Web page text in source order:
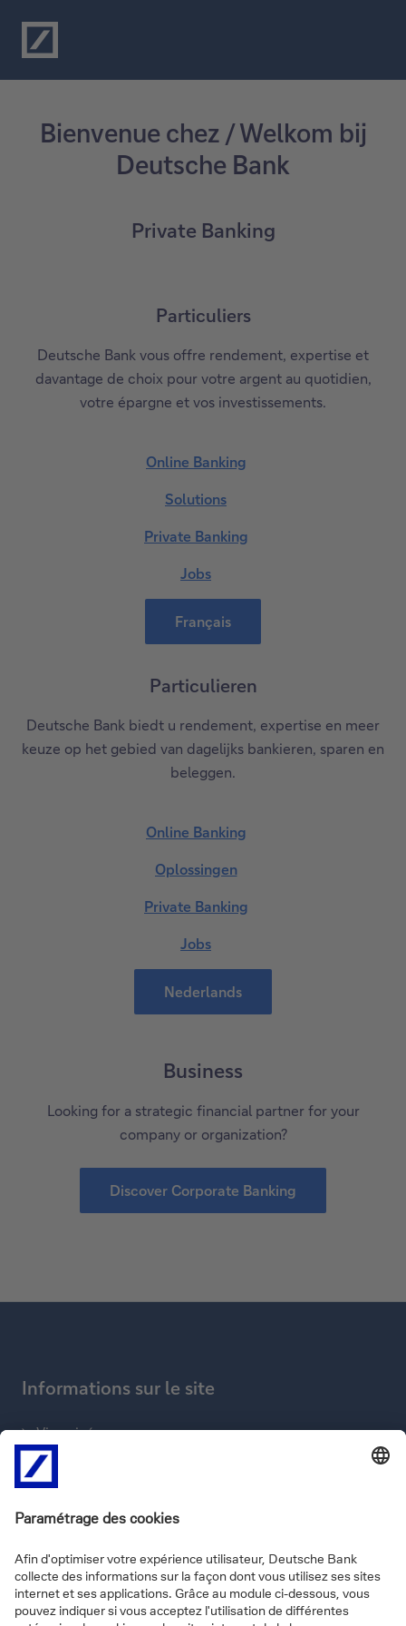
Bienvenue chez / Welkom bij
Deutsche Bank
Private Banking
Particuliers
Deutsche Bank vous offre rendement, expertise et
davantage de choix pour votre argent au quotidien,
votre épargne et vos investissements.
Online Banking
Solutions
Private Banking
Jobs
Français
Particulieren
Deutsche Bank biedt u rendement, expertise en meer
keuze op het gebied van dagelijks bankieren, sparen en
beleggen.
Online Banking
Oplossingen
Private Banking
Jobs
Nederlands
Business
Looking for a strategic financial partner for your
company or organization?
Discover Corporate Banking
Informations sur le site
Vie privée
Disclaimer
Informations légales
Cookies
Informatie over de site